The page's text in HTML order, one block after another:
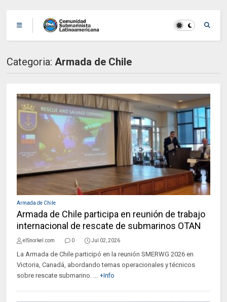
Categoria:Armada de Chile
Armada de Chile
Armada de Chile participa en reunión de trabajo
internacional de rescate de submarinos OTAN
elSnorkel.com 0 Jul 02, 2026
La Armada de Chile participó en la reunión SMERWG 2026 en
Victoria, Canadá, abordando temas operacionales y técnicos
sobre rescate submarino. ... +Info